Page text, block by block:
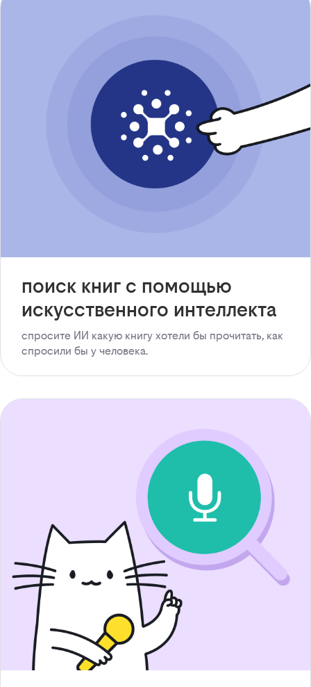
поиск книг с помощью
искусственного интеллекта
спросите ИИ какую книгу хотели бы прочитать, как
спросили бы у человека.